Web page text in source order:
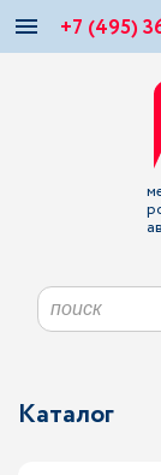
+7 (495)
Каталог